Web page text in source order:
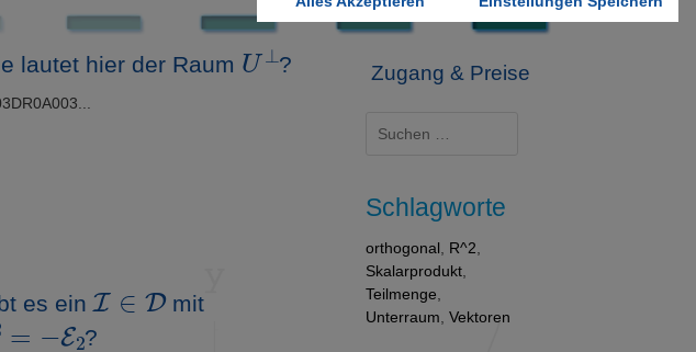
lautet hier der Raum
U⊥
?
es ein
I∈
mit
−E 2
?
Zugang & Preise
nach:
Schlagworte
orthogonal R^2
Skalarprodukt
Teilmenge
Unterraum ,Vektoren